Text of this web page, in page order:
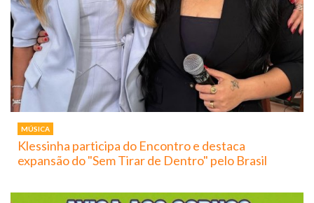
MÚSICA
Klessinha participa do Encontro e destaca
expansão do "Sem Tirar de Dentro" pelo Brasil